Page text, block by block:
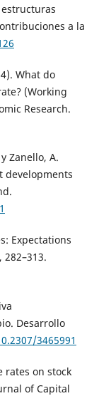
a la
What do
(Working
Research.
Zanello, A.
developments
Expectations
Desarrollo
3465991
rates on stock
of Capital